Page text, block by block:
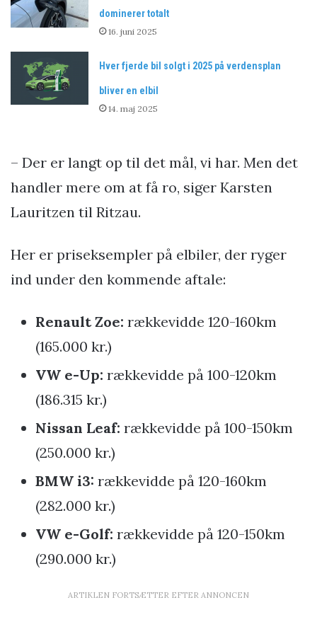
dominerer totalt
16. juni 2025
Hver fjerde bil solgt i 2025 på verdensplan
bliver en elbil
14. maj 2025
– Der er langt op til det mål, vi har. Men det
handler mere om at få ro, siger Karsten
Lauritzen til Ritzau.
Her er priseksempler på elbiler, der ryger
ind under den kommende aftale:
Renault Zoe: rækkevidde 120-160km
(165.000 kr.)
VW e-Up: rækkevidde på 100-120km
(186.315 kr.)
Nissan Leaf: rækkevidde på 100-150km
(250.000 kr.)
BMW i3: rækkevidde på 120-160km
(282.000 kr.)
VW e-Golf: rækkevidde på 120-150km
(290.000 kr.)
ARTIKLEN FORTSÆTTER EFTER ANNONCEN